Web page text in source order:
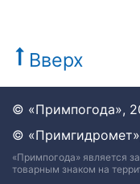
Вверх
© «Примпогода»,
©
«Примпогода» является
товарным знаком на